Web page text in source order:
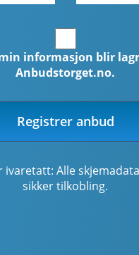
informasjon blir
Anbudstorget.no.
Registrer anbud
Alle
sikker tilkobling.